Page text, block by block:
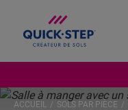
ACCUEIL SOLS PAR PIÈCE